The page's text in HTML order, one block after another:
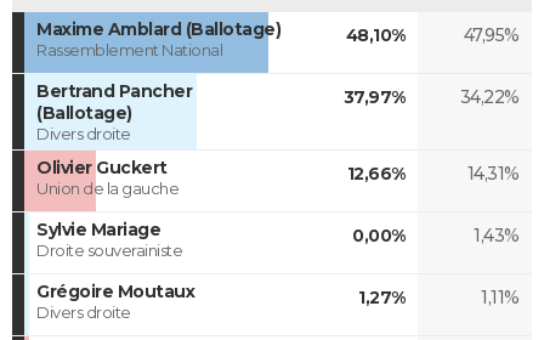
Maxime Amblard (Ballotage)
Rassemblement National
48,10% 47,95%
Bertrand Pancher
(Ballotage)
Divers droite
37,97% 34,22%
Olivier Guckert
Union de la gauche
12,66% 14,31%
Sylvie Mariage
Droite souverainiste
0,00% 1,43%
Grégoire Moutaux
Divers droite
1,27% 1,11%